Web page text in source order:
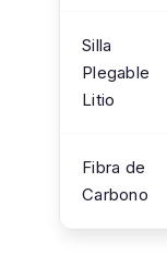
Silla
Plegable
Litio
Fibra de
Carbono